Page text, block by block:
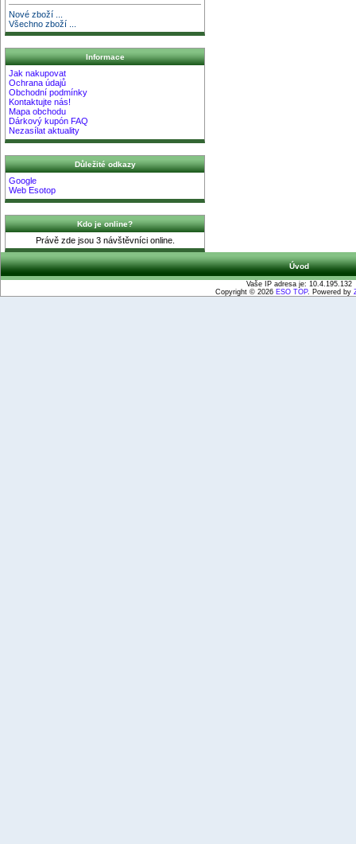
Nové zboží ...
Všechno zboží ...
Informace
Jak nakupovat
Ochrana údajů
Obchodní podmínky
Kontaktujte nás!
Mapa obchodu
Dárkový kupón FAQ
Nezasílat aktuality
Důležité odkazy
Google
Web Esotop
Kdo je online?
Právě zde jsou 3 návštěvníci online.
Úvod
Vaše IP adresa je: 10.4.195.132
Copyright © 2026 ESO TOP. Powered by